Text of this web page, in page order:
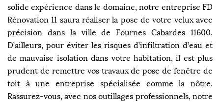
solide expérience dans le domaine, notre entreprise FD
Rénovation 11 saura réaliser la pose de votre velux avec
précision dans la ville de Fournes Cabardes 11600.
D’ailleurs, pour éviter les risques d’infiltration d’eau et
de mauvaise isolation dans votre habitation, il est plus
prudent de remettre vos travaux de pose de fenêtre de
toit à une entreprise spécialisée comme la nôtre.
Rassurez-vous, avec nos outillages professionnels, notre